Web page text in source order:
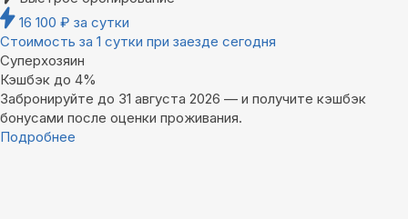
16 100 ₽ за сутки
Стоимость за 1 сутки при заезде сегодня
Суперхозяин
Кэшбэк до 4%
Забронируйте до 31 августа 2026 — и получите кэшбэк
бонусами после оценки проживания.
Подробнее